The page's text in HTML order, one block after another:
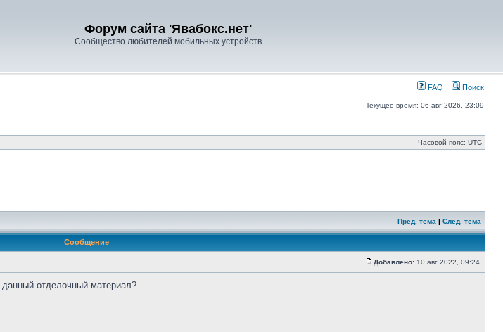
Форум сайта 'Явабокс.нет'
Сообщество любителей мобильных устройств
FAQ Поиск
Текущее время: 06 авг 2026, 23:09
Часовой пояс: UTC
Пред. тема | След. тема
Сообщение
Добавлено: 10 авг 2022, 09:24
отделочный материал?